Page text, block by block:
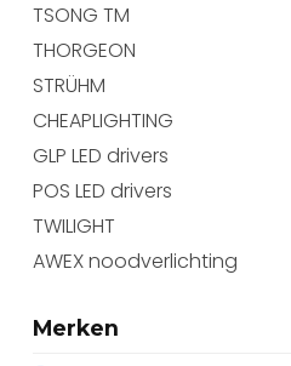
TSONG TM
THORGEON
STRÜHM
CHEAPLIGHTING
GLP LED drivers
POS LED drivers
TWILIGHT
AWEX noodverlichting
Merken